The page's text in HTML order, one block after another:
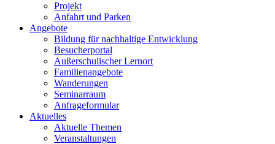
Projekt
Anfahrt und Parken
Angebote
Bildung für nachhaltige Entwicklung
Besucherportal
Außerschulischer Lernort
Familienangebote
Wanderungen
Seminarraum
Anfrageformular
Aktuelles
Aktuelle Themen
Veranstaltungen